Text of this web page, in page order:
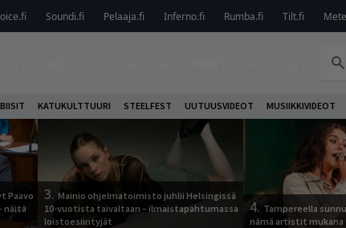
Soundi.fi Pelaaja.fi Inferno.fi Rumba.fi Tilt.fi
KATUKULTTUURI STEELFEST UUTUUSVIDEOT MUSIIKKIVIDEOT
Paavo
näitä
3. Mainio ohjelmatoimisto juhlii Helsingissä
10-vuotista taivaltaan – ilmaistapahtumassa
loistoesiintyjät
4. Tampereella
nämä artistit mukana